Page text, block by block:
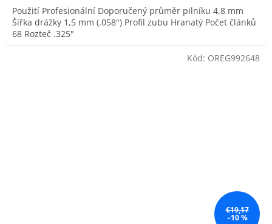
Použití Profesionální Doporučený průměr pilníku 4,8 mm
Šířka drážky 1,5 mm (.058") Profil zubu Hranatý Počet článků
68 Rozteč .325"
€19,17
–10 %
Kód: OREG992648